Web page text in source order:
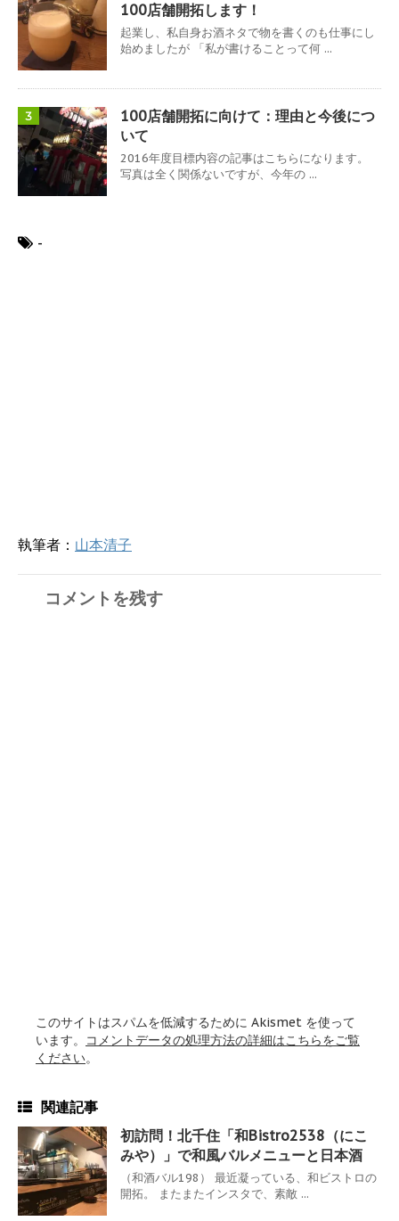
100店舗開拓します！
起業し、私自身お酒ネタで物を書くのも仕事にし
始めましたが 「私が書けることって何 ...
3
100店舗開拓に向けて：理由と今後につ
いて
2016年度目標内容の記事はこちらになります。
写真は全く関係ないですが、今年の ...
-
執筆者： 山本清子
コメントを残す
このサイトはスパムを低減するために Akismet を使って
います。
コメントデータの処理方法の詳細はこちらをご覧
ください。
関連記事
初訪問！北千住「和Bistro2538（にこ
みや）」で和風バルメニューと日本酒
（和酒バル198） 最近凝っている、和ビストロの
開拓。 またまたインスタで、素敵 ...